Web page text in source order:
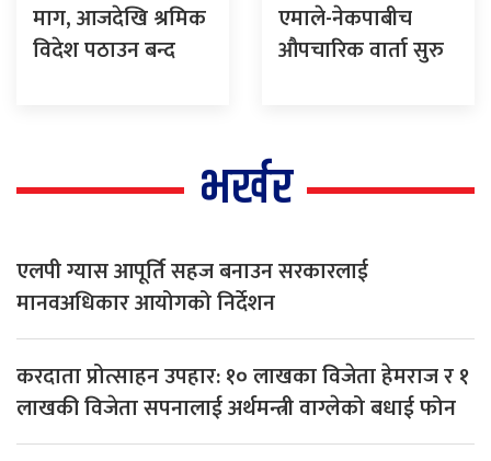
माग, आजदेखि श्रमिक
विदेश पठाउन बन्द
एमाले-नेकपाबीच
औपचारिक वार्ता सुरु
भर्खर
एलपी ग्यास आपूर्ति सहज बनाउन सरकारलाई
मानवअधिकार आयोगको निर्देशन
करदाता प्रोत्साहन उपहार: १० लाखका विजेता हेमराज र १
लाखकी विजेता सपनालाई अर्थमन्त्री वाग्लेको बधाई फोन